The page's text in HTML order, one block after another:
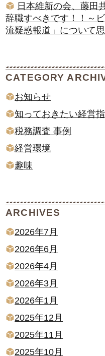
日本維新の会、藤田
辞職すべきです！！～
流疑惑報道」について
CATEGORY
お知らせ
知っておきたい経営
税務調査 事例
経営環境
趣味
ARCHIVES
2026年7月
2026年6月
2026年4月
2026年3月
2026年1月
2025年12月
2025年11月
2025年10月